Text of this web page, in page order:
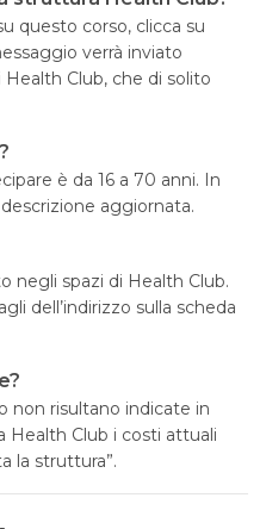
questo corso, clicca su
verrà inviato
Club, che di solito
è da 16 a 70 anni. In
aggiornata.
negli spazi di Health Club.
dell’indirizzo sulla scheda
non risultano indicate in
Health Club i costi attuali
la struttura”.